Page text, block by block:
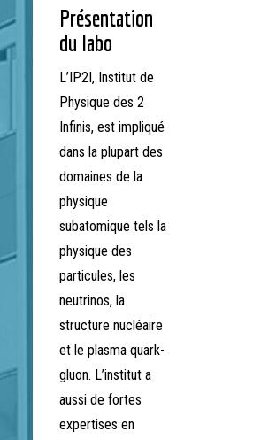
Présentation
du labo
L’IP2I, Institut de
Physique des 2
Infinis, est impliqué
dans la plupart des
domaines de la
physique
subatomique tels la
physique des
particules, les
neutrinos, la
structure nucléaire
et le plasma quark-
gluon. L’institut a
aussi de fortes
expertises en